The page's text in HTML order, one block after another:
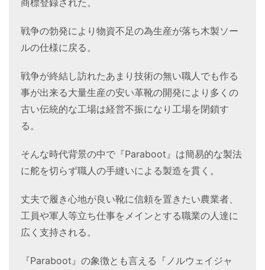
戦争の勃発により物資不足の為生産が落ち木製ソー
ルの仕様に戻る。
戦争が終結し訪れたあまり技術の無い職人でも作る
事が出来る大量生産の安い革靴の開発により多くの
古い伝統的な工場は経営不振になり工場を閉鎖す
る。
そんな時代背景の中で『Paraboot』は簡易的な製法
に舵を切らず職人の手縫いによる製造を貫く。
丈夫で履き心地が良い靴に信頼を置きたい農業者、
工員や軍人等立ち仕事をメインとする職業の人達に
広く支持される。
『Paraboot』の象徴とも言える『ノルウェイジャ